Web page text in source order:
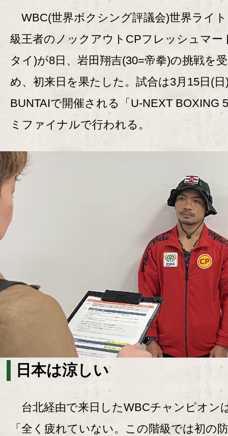
WBC(世界ボクシング評議会)世界ライ
級王者のノックアウトCPフレッシュマー
タイ)が8日、岩田翔吉(30=帝拳)の挑戦を
め、初来日を果たした。試合は3月15日(
BUNTAIで開催される「U-NEXT BOXING
ミファイナルで行われる。
日本は涼しい
台北経由で来日したWBCチャンピオン
「全く疲れていない。この階級では初の